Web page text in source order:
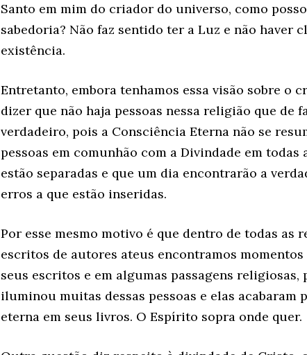
Santo em mim do criador do universo, como
sabedoria? Não faz sentido ter a Luz e não haver
existência.
Entretanto, embora tenhamos essa visão sobre o
dizer que não haja pessoas nessa religião que de
verdadeiro, pois a Consciência Eterna não se
pessoas em comunhão com a Divindade em todas
estão separadas e que um dia encontrarão a
erros a que estão inseridas.
Por esse mesmo motivo é que dentro de todas as
escritos de autores ateus encontramos
seus escritos e em algumas passagens religiosas,
iluminou muitas dessas pessoas e elas acabaram
eterna em seus livros. O Espírito sopra onde quer.